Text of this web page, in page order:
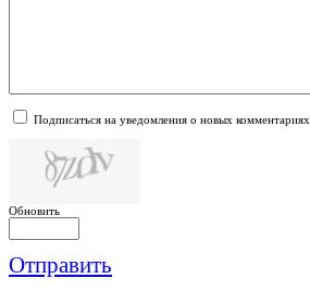
Подписаться на уведомления о новых комментариях
Обновить
Отправить